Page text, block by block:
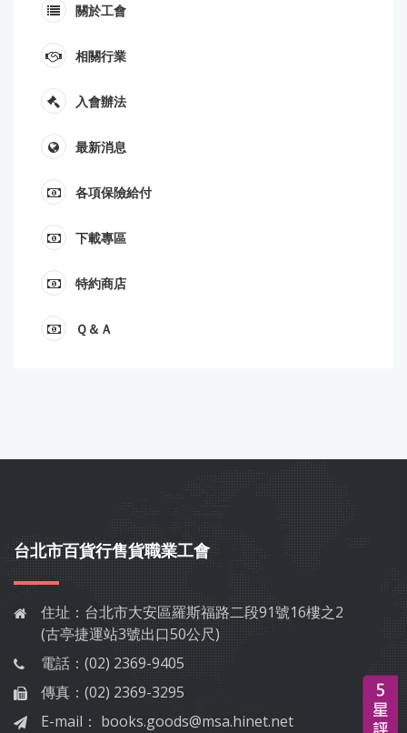
關於工會
相關行業
入會辦法
最新消息
各項保險給付
下載專區
特約商店
Ｑ＆Ａ
台北市百貨行售貨職業工會
住址： 台北市大安區羅斯福路二段91號16樓之2
(古亭捷運站3號出口50公尺)
電話： (02) 2369-9405
傳真： (02) 2369-3295
E-mail： books.goods@msa.hinet.net